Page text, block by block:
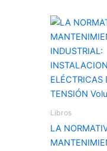
Libros
LA